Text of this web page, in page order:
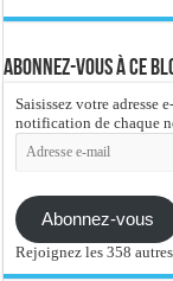
Abonnez-vous à ce
Saisissez votre adresse
notification de chaque
Adresse
e-
Abonnez-vous
Rejoignez les 358